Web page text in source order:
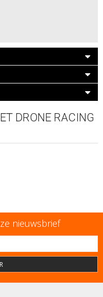
DRONE RACING
nieuwsbrief